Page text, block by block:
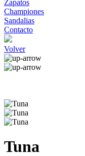
Zapatos
Championes
Sandalias
Contacto
Volver
Tuna